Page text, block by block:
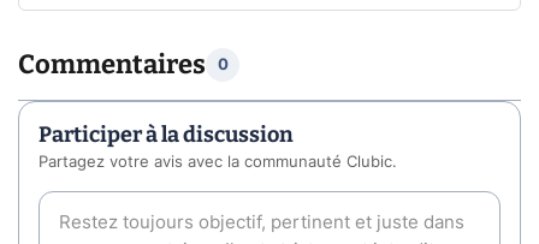
Commentaires 0
Participer à la discussion
Partagez votre avis avec la communauté Clubic.